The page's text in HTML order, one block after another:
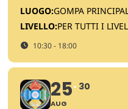
LUOGO:GOMPA
LIVELLO:PER TUTTI I
10:30 - 18:00
25
AUG
30